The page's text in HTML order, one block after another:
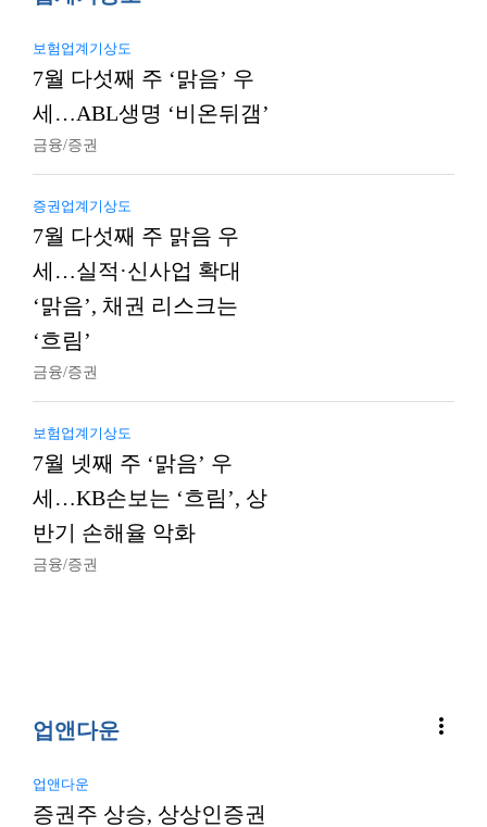
보험업계기상도
7월 다섯째 주 ‘맑음’ 우
세…ABL생명 ‘비온뒤갬’
금융/증권
증권업계기상도
7월 다섯째 주 맑음 우
세…실적·신사업 확대
‘맑음’, 채권 리스크는
‘흐림’
금융/증권
보험업계기상도
7월 넷째 주 ‘맑음’ 우
세…KB손보는 ‘흐림’, 상
반기 손해율 악화
금융/증권
업앤다운 more_vert
업앤다운
증권주 상승, 상상인증권